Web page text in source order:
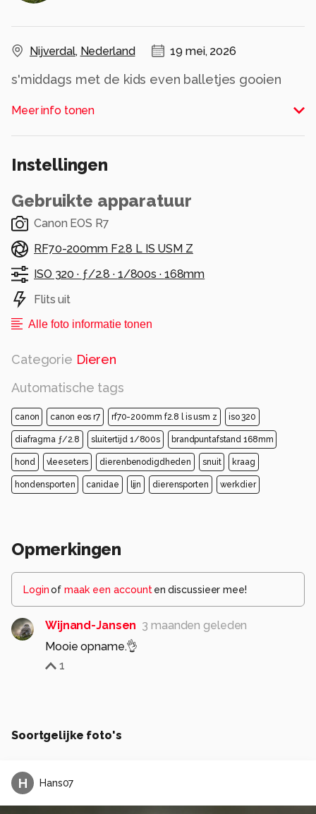
Nijverdal, Nederland 19 mei, 2026
s'middags met de kids even balletjes gooien
Meer info tonen
Instellingen
Gebruikte apparatuur
Canon EOS R7
RF70-200mm F2.8 L IS USM Z
ISO 320 · ƒ/2.8 · 1/800s · 168mm
Flits uit
Alle foto informatie tonen
Categorie Dieren
Automatische tags
canon canon eos r7 rf70-200mm f2.8 l is usm z iso 320
diafragma ƒ/2.8 sluitertijd 1/800s brandpuntafstand 168mm
hond vleeseters dierenbenodigdheden snuit kraag
hondensporten canidae lijn dierensporten werkdier
Opmerkingen
Loginof maak een account en discussieer mee!
Wijnand-Jansen 3 maanden geleden
Mooie opname.👌
1
Soortgelijke foto's
H Hans07